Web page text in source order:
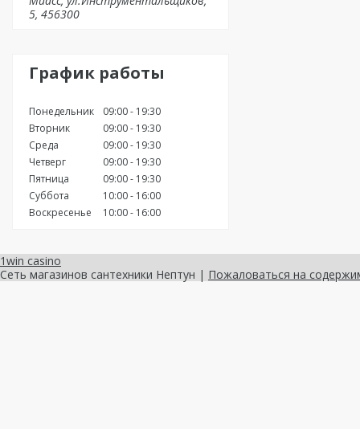
5 456300
График работы
Понедельник 09:00
19:30
Вторник
09:00
19:30
Среда
09:00
19:30
Четверг
09:00
19:30
Пятница
09:00
19:30
Суббота
10:00
16:00
Воскресенье
10:00 16:00
1win casino
Сеть магазинов сантехники Нептун | Пожаловаться на